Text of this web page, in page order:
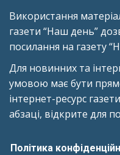
Використання
газети “Наш день”
посилання на газету
Для новинних та
умовою має бути
інтернет-ресурс
абзаці, відкрите для
Політика